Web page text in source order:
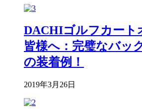
DACHIゴルフカート
皆様へ：完璧なバッ
の装着例！
2019年3月26日